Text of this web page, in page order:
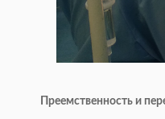
Преемственность и